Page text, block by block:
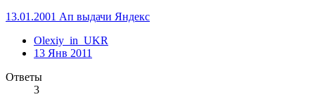
13.01.2001 Ап выдачи Яндекс
Olexiy_in_UKR
13 Янв 2011
Ответы
3